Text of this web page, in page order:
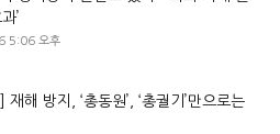
’
5:06 오후
재해 방지, ‘총동원’, ‘총궐기’만으로는